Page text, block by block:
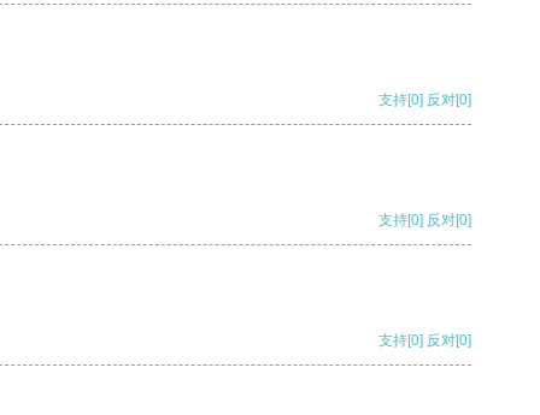
支持[0] 反对[0]
支持[0] 反对[0]
支持[0] 反对[0]